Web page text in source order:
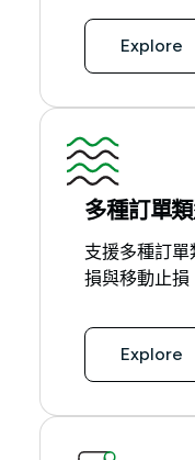
Explore
多種訂單
支援多種訂
損與移動止損
Explore